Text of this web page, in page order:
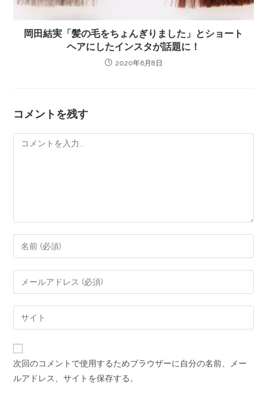
岡田結実「髪の毛をちょんぎりました」とショート
ヘアにしたインスタが話題に！
2020年6月8日
コメントを残す
次回のコメントで使用するためブラウザーに自分の名前、メー
ルアドレス、サイトを保存する。